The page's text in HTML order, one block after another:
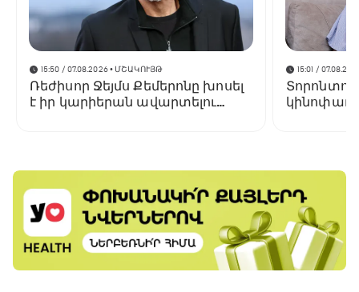
15:50 / 07.08.2026• ՄՇԱԿՈՒՅԹ
Ռեժիսոր Ջեյմս Քեմերոնը խոսել
է իր կարիերան ավարտելու
15:01 /